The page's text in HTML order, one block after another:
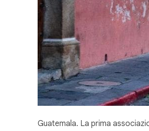
Guatemala. La prima